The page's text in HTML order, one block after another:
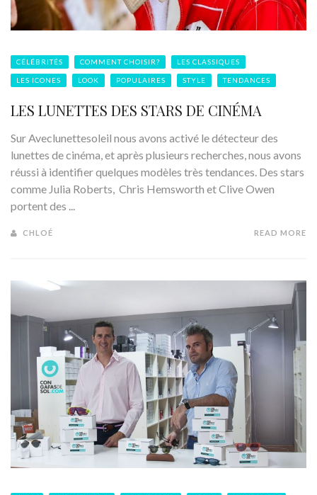
CÉLÉBRITÉS COMMENT CHOISIR? LES CLASSIQUES
LES ICONES LOOK POPULAIRES STYLE TENDANCES
LES LUNETTES DES STARS DE CINÉMA
Sur Aveclunettesoleil nous avons activé le détecteur des
lunettes de cinéma, et après plusieurs recherches, nous avons
réussi à identifier quelques modèles très tendances. Des stars
comme Julia Roberts, Chris Hemsworth et Clive Owen
portent des ...
CHLOÉ READ MORE